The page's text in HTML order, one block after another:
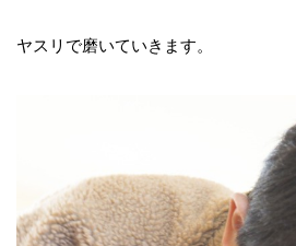
ヤスリで磨いていきます。